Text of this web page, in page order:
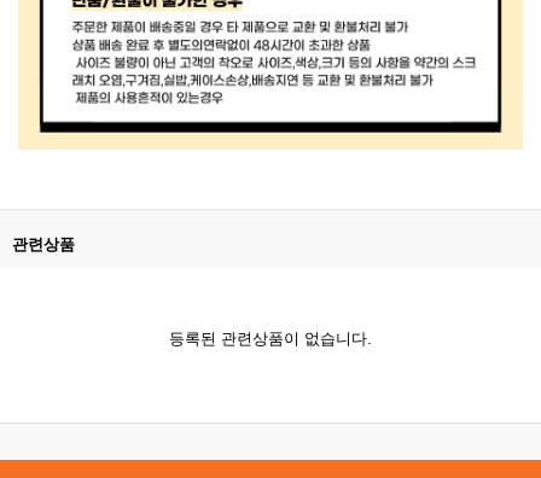
관련상품
등록된 관련상품이 없습니다.